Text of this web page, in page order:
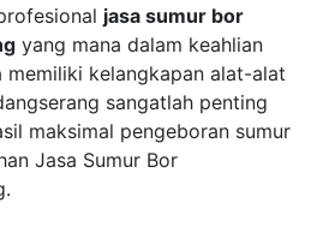
jasa sumur bor
yang mana dalam keahlian
kelangkapan alat-alat
sangatlah penting
maksimal pengeboran sumur
Jasa Sumur Bor